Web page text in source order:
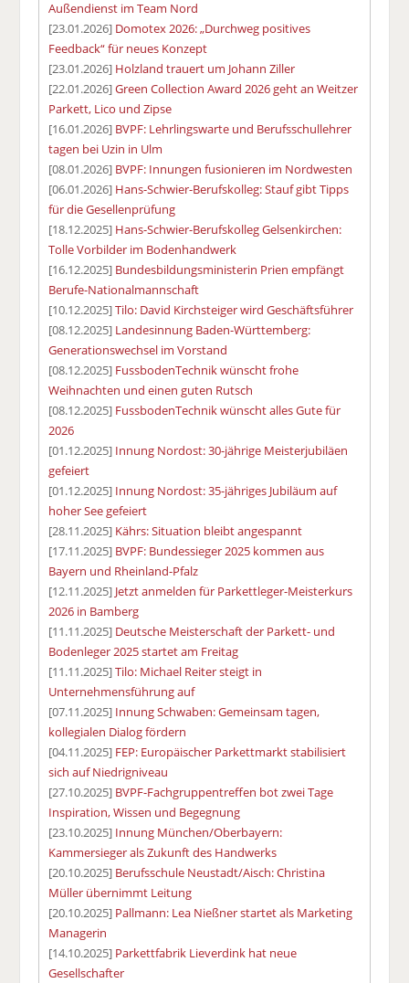
Außendienst im Team Nord
[23.01.2026] Domotex 2026: „Durchweg positives
Feedback“ für neues Konzept
[23.01.2026] Holzland trauert um Johann Ziller
[22.01.2026]Green Collection Award 2026 geht an Weitzer
Parkett, Lico und Zipse
[16.01.2026] BVPF: Lehrlingswarte und Berufsschullehrer
tagen bei Uzin in Ulm
[08.01.2026] BVPF: Innungen fusionieren im Nordwesten
[06.01.2026] Hans-Schwier-Berufskolleg: Stauf gibt Tipps
für die Gesellenprüfung
[18.12.2025] Hans-Schwier-Berufskolleg Gelsenkirchen:
Tolle Vorbilder im Bodenhandwerk
[16.12.2025] Bundesbildungsministerin Prien empfängt
Berufe-Nationalmannschaft
[10.12.2025]Tilo: David Kirchsteiger wird Geschäftsführer
[08.12.2025] Landesinnung Baden-Württemberg:
Generationswechsel im Vorstand
[08.12.2025] FussbodenTechnik wünscht frohe
Weihnachten und einen guten Rutsch
[08.12.2025] FussbodenTechnik wünscht alles Gute für
2026
[01.12.2025] Innung Nordost: 30-jährige Meisterjubiläen
gefeiert
[01.12.2025] Innung Nordost: 35-jähriges Jubiläum auf
hoher See gefeiert
[28.11.2025] Kährs: Situation bleibt angespannt
[17.11.2025] BVPF: Bundessieger 2025 kommen aus
Bayern und Rheinland-Pfalz
[12.11.2025] Jetzt anmelden für Parkettleger-Meisterkurs
2026 in Bamberg
[11.11.2025] Deutsche Meisterschaft der Parkett- und
Bodenleger 2025 startet am Freitag
[11.11.2025]Tilo: Michael Reiter steigt in
Unternehmensführung auf
[07.11.2025] Innung Schwaben: Gemeinsam tagen,
kollegialen Dialog fördern
[04.11.2025] FEP: Europäischer Parkettmarkt stabilisiert
sich auf Niedrigniveau
[27.10.2025] BVPF-Fachgruppentreffen bot zwei Tage
Inspiration, Wissen und Begegnung
[23.10.2025] Innung München/Oberbayern:
Kammersieger als Zukunft des Handwerks
[20.10.2025] Berufsschule Neustadt/Aisch: Christina
Müller übernimmt Leitung
[20.10.2025] Pallmann: Lea Nießner startet als Marketing
Managerin
[14.10.2025] Parkettfabrik Lieverdink hat neue
Gesellschafter